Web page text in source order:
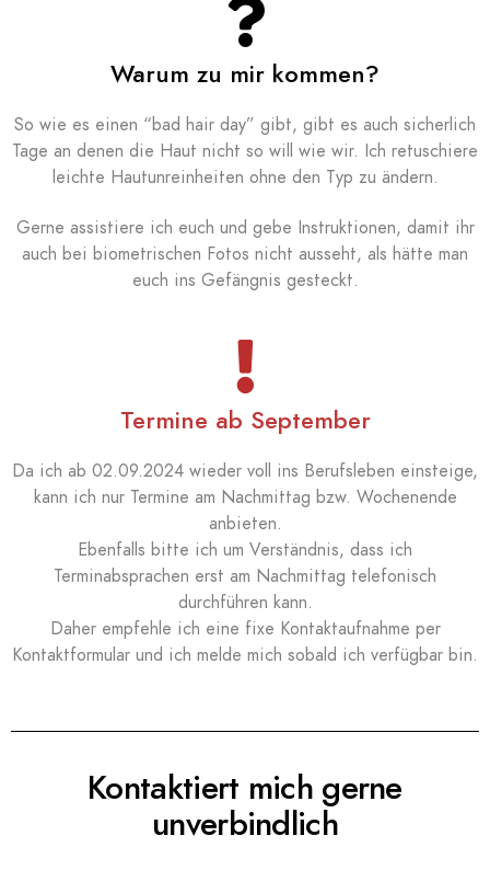
Warum zu mir kommen?
So wie es einen “bad hair day” gibt, gibt es auch sicherlich
Tage an denen die Haut nicht so will wie wir. Ich retuschiere
leichte Hautunreinheiten ohne den Typ zu ändern.
Gerne assistiere ich euch und gebe Instruktionen, damit ihr
auch bei biometrischen Fotos nicht ausseht, als hätte man
euch ins Gefängnis gesteckt.
Termine ab September
Da ich ab 02.09.2024 wieder voll ins Berufsleben einsteige,
kann ich nur Termine am Nachmittag bzw. Wochenende
anbieten.
Ebenfalls bitte ich um Verständnis, dass ich
Terminabsprachen erst am Nachmittag telefonisch
durchführen kann.
Daher empfehle ich eine fixe Kontaktaufnahme per
Kontaktformular und ich melde mich sobald ich verfügbar bin.
Kontaktiert mich gerne
unverbindlich